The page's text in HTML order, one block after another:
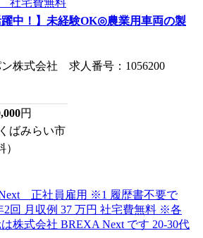
躍中！】未経験OK◎農業用車両の製
株式会社 求人番号：1056200
円
ばみらい市